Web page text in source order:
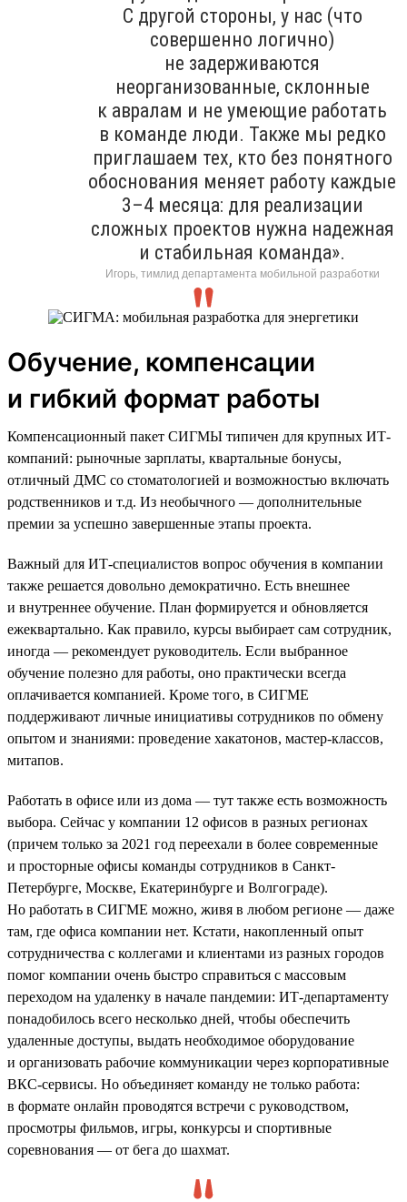
С другой стороны, у нас (что
совершенно логично)
не задерживаются
неорганизованные, склонные
к авралам и не умеющие работать
в команде люди. Также мы редко
приглашаем тех, кто без понятного
обоснования меняет работу каждые
3–4 месяца: для реализации
сложных проектов нужна надежная
и стабильная команда».
Игорь, тимлид департамента мобильной разработки
Обучение, компенсации
и гибкий формат работы
Компенсационный пакет СИГМЫ типичен для крупных ИТ-
компаний: рыночные зарплаты, квартальные бонусы,
отличный ДМС со стоматологией и возможностью включать
родственников и т.д. Из необычного — дополнительные
премии за успешно завершенные этапы проекта.
Важный для ИТ-специалистов вопрос обучения в компании
также решается довольно демократично. Есть внешнее
и внутреннее обучение. План формируется и обновляется
ежеквартально. Как правило, курсы выбирает сам сотрудник,
иногда — рекомендует руководитель. Если выбранное
обучение полезно для работы, оно практически всегда
оплачивается компанией. Кроме того, в СИГМЕ
поддерживают личные инициативы сотрудников по обмену
опытом и знаниями: проведение хакатонов, мастер-классов,
митапов.
Работать в офисе или из дома — тут также есть возможность
выбора. Сейчас у компании 12 офисов в разных регионах
(причем только за 2021 год переехали в более современные
и просторные офисы команды сотрудников в Санкт-
Петербурге, Москве, Екатеринбурге и Волгограде).
Но работать в СИГМЕ можно, живя в любом регионе — даже
там, где офиса компании нет. Кстати, накопленный опыт
сотрудничества с коллегами и клиентами из разных городов
помог компании очень быстро справиться с массовым
переходом на удаленку в начале пандемии: ИТ-департаменту
понадобилось всего несколько дней, чтобы обеспечить
удаленные доступы, выдать необходимое оборудование
и организовать рабочие коммуникации через корпоративные
ВКС-сервисы. Но объединяет команду не только работа:
в формате онлайн проводятся встречи с руководством,
просмотры фильмов, игры, конкурсы и спортивные
соревнования — от бега до шахмат.